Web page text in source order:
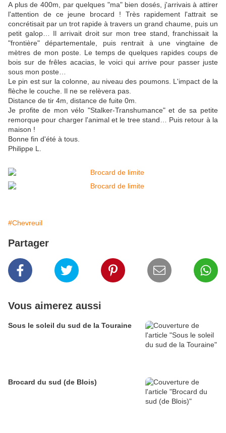
A plus de 400m, par quelques "ma" bien dosés, j'arrivais à attirer
l'attention de ce jeune brocard ! Très rapidement l'attrait se
concrétisait par un trot rapide à travers un grand chaume, puis un
petit galop… Il arrivait droit sur mon tree stand, franchissait la
"frontière" départementale, puis rentrait à une vingtaine de
mètres de mon poste. Le temps de quelques rapides coups de
bois sur de frêles acacias, le voici qui arrive pour passer juste
sous mon poste…
Le pin est sur la colonne, au niveau des poumons. L'impact de la
flèche le couche. Il ne se relèvera pas.
Distance de tir 4m, distance de fuite 0m.
Je profite de mon vélo "Stalker-Transhumance" et de sa petite
remorque pour charger l'animal et le tree stand… Puis retour à la
maison !
Bonne fin d'été à tous.
Philippe L.
#Chevreuil
Partager
Vous aimerez aussi
Sous le soleil du sud de la Touraine
Brocard du sud (de Blois)